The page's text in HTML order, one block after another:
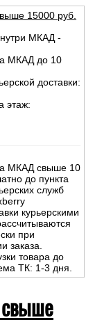
15000 руб.
МКАД -
МКАД до 10
доставки:
этаж:
МКАД свыше 10
до пункта
служб
курьерскими
при
заказа.
товара до
ТК: 1-3 дня.